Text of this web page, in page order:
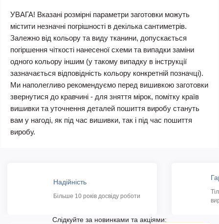
УВАГА! Вказані розмірні параметри заготовки можуть
містити незначні погрішності в декілька сантиметрів.
Залежно від кольору та виду тканини, допускається
погіршення чіткості нанесеної схеми та випадки заміни
одного кольору іншим (у такому випадку в інструкції
зазначається відповідність кольору конкретній позначці).
Ми наполегливо рекомендуємо перед вишивкою заготовки
звернутися до кравчині - для зняття мірок, помітку країв
вишивки та уточнення деталей пошиття виробу стануть
вам у нагоді, як під час вишивки, так і під час пошиття
виробу.
Надійність
Більше 10 років досвіду роботи
Слідкуйте за новинками та акціями: